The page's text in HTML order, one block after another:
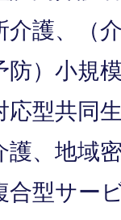
護、（
）小規
応型共同
、地域
合型サー